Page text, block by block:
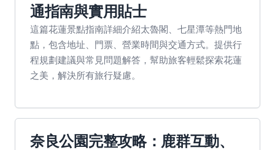
通指南與實用貼士
這篇花蓮景點指南詳細介紹太魯閣、七星潭等熱門地
點，包含地址、門票、營業時間與交通方式。提供行
程規劃建議與常見問題解答，幫助旅客輕鬆探索花蓮
之美，解決所有旅行疑慮。
奈良公園完整攻略：鹿群互動、